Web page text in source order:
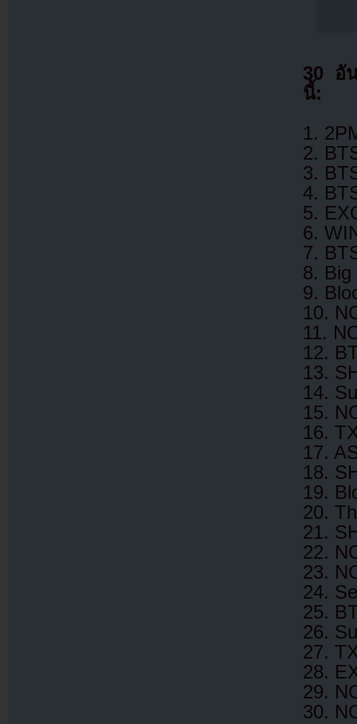
30 อั
นี้:
1.
2.
3.
4.
5.
6.
7.
8. Big
9.
10.
11.
12.
13.
14.
15.
16.
17.
18.
19.
20.
21.
22.
23.
24.
25.
26.
27.
28.
29.
30.